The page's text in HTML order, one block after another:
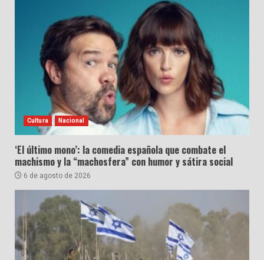
Cultura Nacional
‘El último mono’: la comedia española que combate el
machismo y la “machosfera” con humor y sátira social
6 de agosto de 2026